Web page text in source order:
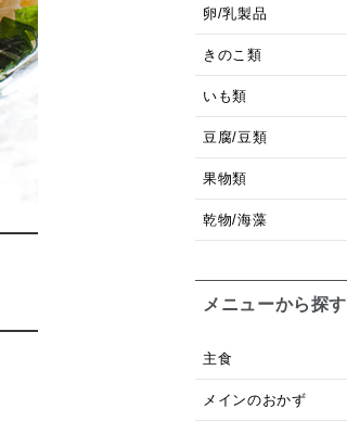
卵/乳製品
きのこ類
いも類
豆腐/豆類
果物類
乾物/海藻
メニューから探す
主食
メインのおかず